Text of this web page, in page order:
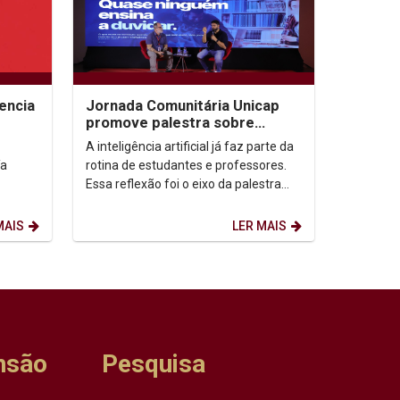
Jornada Comunitária Unicap
promove palestra sobre
aprendizagem com uso de IA
A inteligência artificial já faz parte da
rotina de estudantes e professores.
Essa reflexão foi o eixo da palestra
LER MAIS
Pesquisa